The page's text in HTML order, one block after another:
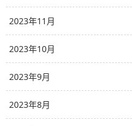
2023年11月
2023年10月
2023年9月
2023年8月